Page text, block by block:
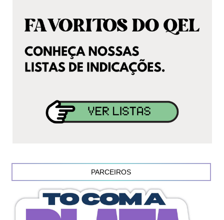
PARCEIROS